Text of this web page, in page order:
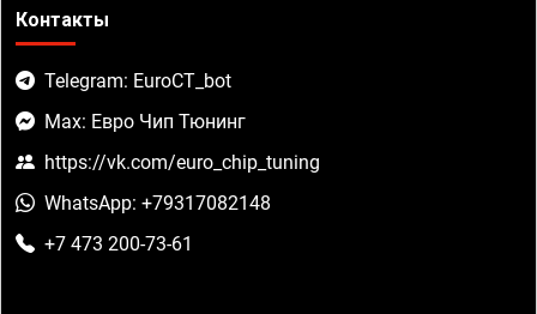
Контакты
Telegram: EuroCT_bot
Max: Евро Чип Тюнинг
https://vk.com/euro_chip_tuning
WhatsApp: +79317082148
+7 473 200-73-61